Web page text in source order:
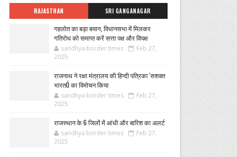
RAJASTHAN SRI GANGANAGAR
गहलोत का बड़ा बयान, विधानसभा में मिलकर
गतिरोध को समाप्त करें सत्ता पक्ष और विपक्ष
sandhya border times
Feb 27,
2025
राजनाथ ने रक्षा मंत्रालय की हिन्दी पत्रिका 'सशक्त
भारतÓ का विमोचन किया
sandhya border times
Feb 27,
2025
राजस्थान के 6 जिलों में आंधी और बारिश का अलर्ट
sandhya border times
Feb 27,
2025